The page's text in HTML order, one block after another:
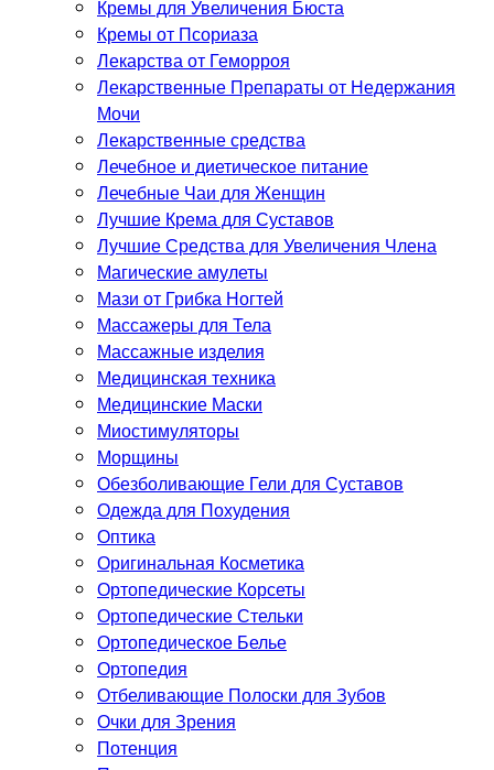
Кремы для Увеличения Бюста
Кремы от Псориаза
Лекарства от Геморроя
Лекарственные Препараты от Недержания
Мочи
Лекарственные средства
Лечебное и диетическое питание
Лечебные Чаи для Женщин
Лучшие Крема для Суставов
Лучшие Средства для Увеличения Члена
Магические амулеты
Мази от Грибка Ногтей
Массажеры для Тела
Массажные изделия
Медицинская техника
Медицинские Маски
Миостимуляторы
Морщины
Обезболивающие Гели для Суставов
Одежда для Похудения
Оптика
Оригинальная Косметика
Ортопедические Корсеты
Ортопедические Стельки
Ортопедическое Белье
Ортопедия
Отбеливающие Полоски для Зубов
Очки для Зрения
Потенция